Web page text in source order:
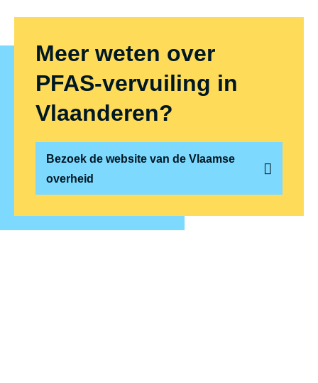
Meer weten over
PFAS-vervuiling in
Vlaanderen?
Bezoek de website van de Vlaamse
overheid